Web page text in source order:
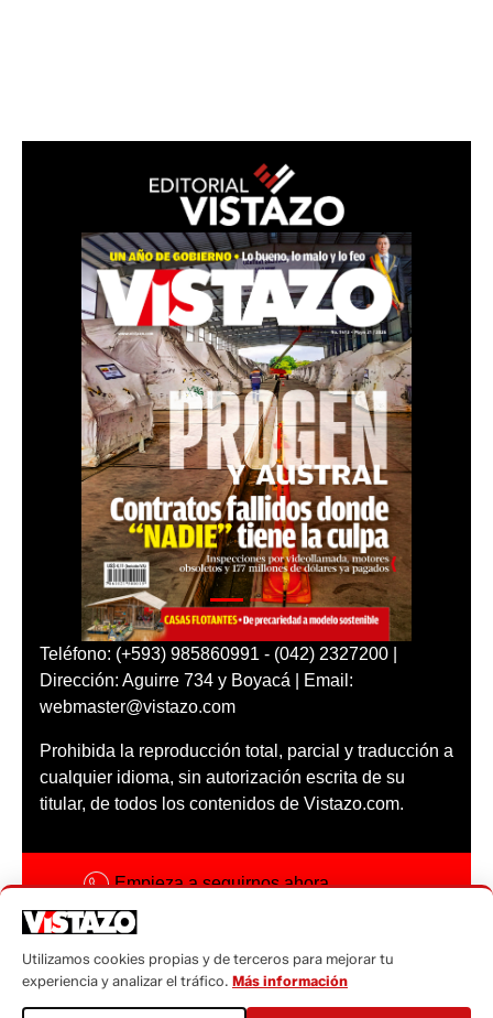
Teléfono: (+593) 985860991 - (042) 2327200 |
Dirección: Aguirre 734 y Boyacá | Email:
webmaster@vistazo.com
Prohibida la reproducción total, parcial y traducción a
cualquier idioma, sin autorización escrita de su
titular, de todos los contenidos de Vistazo.com.
Empieza a seguirnos ahora
Código ética
Sugerencias a:
Utilizamos cookies propias y de terceros para mejorar tu
experiencia y analizar el tráfico. Más información